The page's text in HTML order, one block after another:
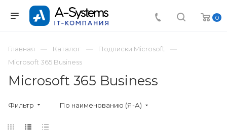
0
Главная Каталог
Подписки Microsoft
Microsoft 365 Business
Microsoft 365 Business
Фильтр По наименованию (Я-А)